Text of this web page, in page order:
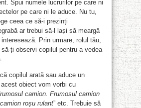
Spui numele lucrurilor pe care ni
pe care ni le aduce. Nu tu,
ceea ce să-i prezinți
ar trebui să-l lași să meargă
Prin urmare, rolul tău,
ți observi copilul pentru a vedea
copilul arată sau aduce un
obiect vom vorbi cu
camion. Frumosul camion
roșu rulant” etc. Trebuie să